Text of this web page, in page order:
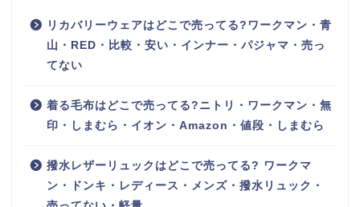
リカバリーウェアはどこで売ってる?ワークマン・青
山・RED・比較・安い・インナー・パジャマ・売っ
てない
着る毛布はどこで売ってる?ニトリ・ワークマン・無
印・しまむら・イオン・Amazon・値段・しまむら
撥水レザーリュックはどこで売ってる? ワークマ
ン・ドンキ・レディース・メンズ・撥水リュック・